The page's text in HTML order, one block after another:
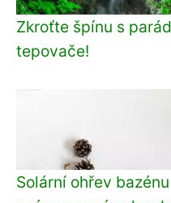
Zkroťte špínu s
tepovače!
Solární ohřev